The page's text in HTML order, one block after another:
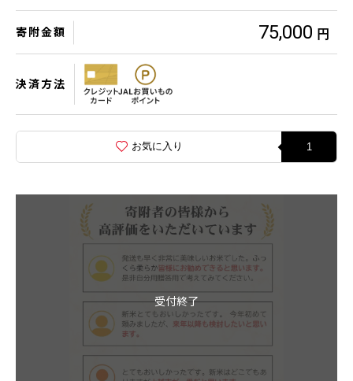
寄附金額 75,000 円
決済方法
お気に入り 1
受付終了